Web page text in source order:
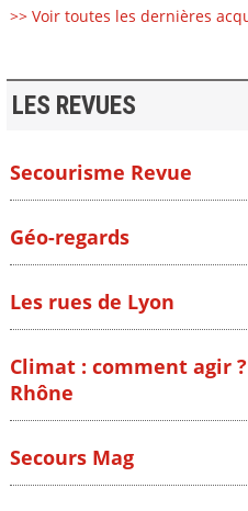
>> Voir toutes les dernières
LES REVUES
Secourisme Revue
Géo-regards
Les rues de Lyon
Climat : comment agir
Rhône
Secours Mag